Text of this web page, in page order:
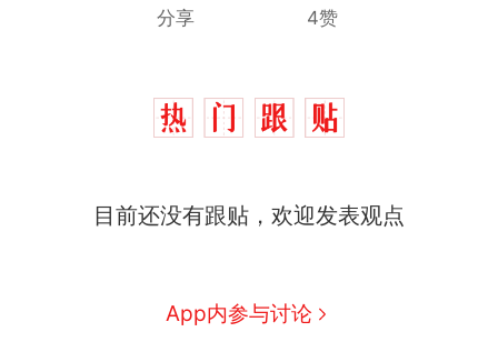
分享 4赞
目前还没有跟贴，欢迎发表观点
App内参与讨论
新 全球唯一没有法定首都的国
5060元才肯搬上楼！女子傻眼
了……
视频丨只要一枚命中就能让航